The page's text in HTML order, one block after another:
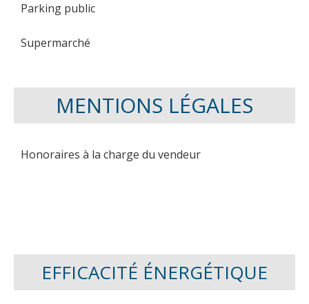
Parking public
Supermarché
MENTIONS LÉGALES
Honoraires à la charge du vendeur
EFFICACITÉ ÉNERGÉTIQUE